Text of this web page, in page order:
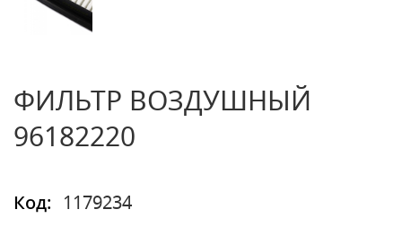
ФИЛЬТР ВОЗДУШНЫЙ
96182220
Код:
1179234